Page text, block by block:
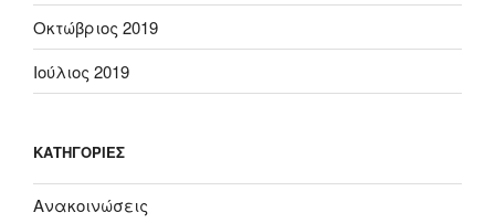
Οκτώβριος 2019
Ιούλιος 2019
KΑΤΗΓΟΡΊΕΣ
Ανακοινώσεις